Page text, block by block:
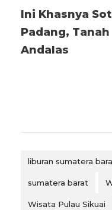
Ini Khasnya
Padang, Tanah
Andalas
liburan sumatera
sumatera barat
Wisata Pulau Sikuai